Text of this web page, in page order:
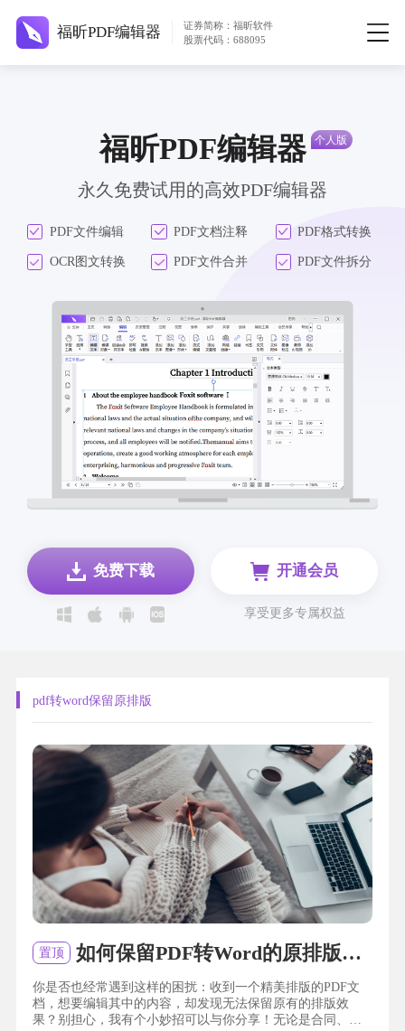
福昕PDF编辑器
证券简称：福昕软件
股票代码：688095
福昕PDF编辑器
永久免费试用的高效PDF编辑器
PDF文件编辑 PDF文档注释 PDF格式转换
OCR图文转换 PDF文件合并 PDF文件拆分
免费下载 开通会员
享受更多专属权益
pdf转word保留原排版
置顶 如何保留PDF转Word的原排版？PDF转Word如何保留原排版？
你是否也经常遇到这样的困扰：收到一个精美排版的PDF文
档，想要编辑其中的内容，却发现无法保留原有的排版效
果？别担心，我有个小妙招可以与你分享！无论是合同、报